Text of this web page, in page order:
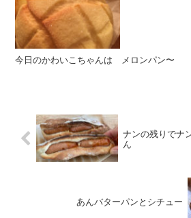
今日のかわいこちゃんは メロンパン〜
ナンの残りでナ
ん
あんバターパンとシチュー